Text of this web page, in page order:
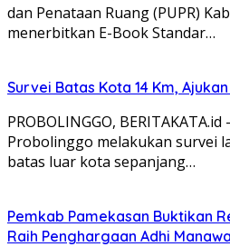
dan Penataan Ruang (PUPR)
menerbitkan E-Book Standar…
Survei Batas Kota 14 Km,
PROBOLINGGO,
Probolinggo melakukan survei
batas luar kota sepanjang…
Pemkab Pamekasan Buktikan
Raih Penghargaan Adhi